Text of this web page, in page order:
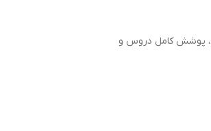
پوشش کامل دروس و